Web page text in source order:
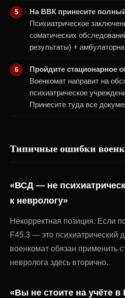
На ВВК принесите
Психиатрическое
соматических
результаты) +
Пройдите стационарное
Военкомат направит на
психиатрическое
Принесите туда все
Типичные ошибки
«ВСД — не
к неврологу»
Некорректная позиция. Если
F45.3 — это психиатрический
военкомат обязан применить
невролога здесь вторично.
«Вы не стоите на учёте